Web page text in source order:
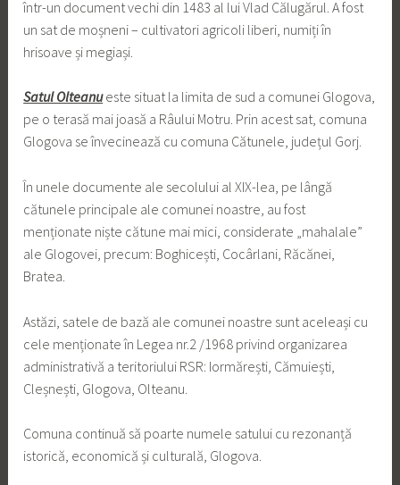
într-un document vechi din 1483 al lui Vlad Călugărul. A fost
un sat de moșneni – cultivatori agricoli liberi, numiți în
hrisoave și megiași.
Satul Olteanueste situat la limita de sud a comunei Glogova,
pe o terasă mai joasă a Râului Motru. Prin acest sat, comuna
Glogova se învecinează cu comuna Cătunele, județul Gorj.
În unele documente ale secolului al XIX-lea, pe lângă
cătunele principale ale comunei noastre, au fost
menționate niște cătune mai mici, considerate „mahalale”
ale Glogovei, precum: Boghicești, Cocârlani, Răcănei,
Bratea.
Astăzi, satele de bază ale comunei noastre sunt aceleași cu
cele menționate în Legea nr.2 /1968 privind organizarea
administrativă a teritoriului RSR: Iormărești, Cămuiești,
Cleșnești, Glogova, Olteanu.
Comuna continuă să poarte numele satului cu rezonanță
istorică, economică și culturală, Glogova.